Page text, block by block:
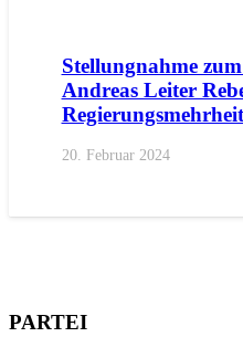
Stellungnahme
Andreas Leiter
Regierungsmehrheit
20. Februar 2024
PARTEI